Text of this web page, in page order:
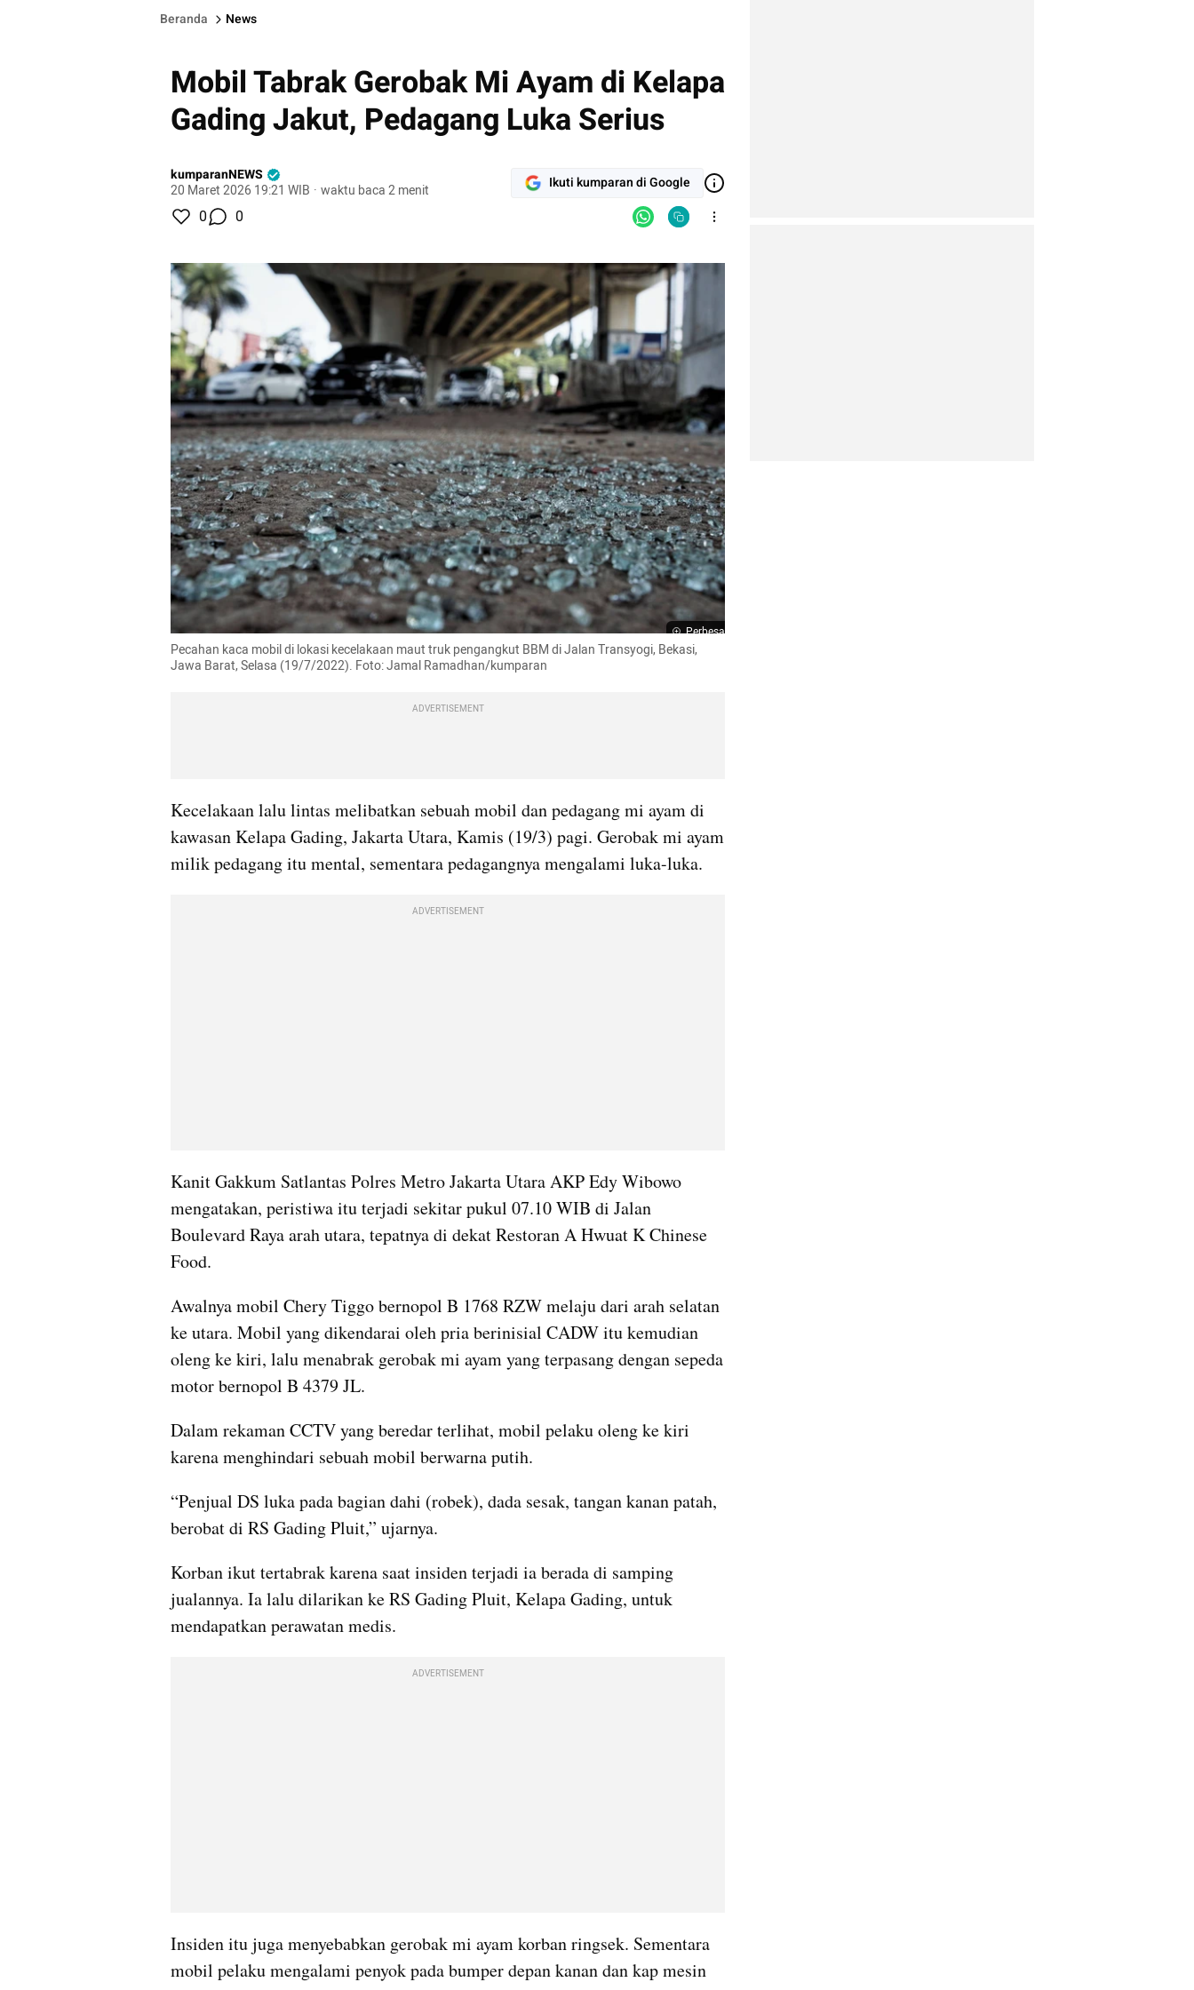
Beranda News
Mobil Tabrak Gerobak Mi Ayam di Kelapa
Gading Jakut, Pedagang Luka Serius
kumparanNEWS
20 Maret 2026 19:21 WIB · waktu baca 2 menit Ikuti kumparan di Google
0 0
Perbesar
Pecahan kaca mobil di lokasi kecelakaan maut truk pengangkut BBM di Jalan Transyogi, Bekasi,
Jawa Barat, Selasa (19/7/2022). Foto: Jamal Ramadhan/kumparan
ADVERTISEMENT
Kecelakaan lalu lintas melibatkan sebuah mobil dan pedagang mi ayam di
kawasan Kelapa Gading, Jakarta Utara, Kamis (19/3) pagi. Gerobak mi ayam
milik pedagang itu mental, sementara pedagangnya mengalami luka-luka.
ADVERTISEMENT
Kanit Gakkum Satlantas Polres Metro Jakarta Utara AKP Edy Wibowo
mengatakan, peristiwa itu terjadi sekitar pukul 07.10 WIB di Jalan
Boulevard Raya arah utara, tepatnya di dekat Restoran A Hwuat K Chinese
Food.
Awalnya mobil Chery Tiggo bernopol B 1768 RZW melaju dari arah selatan
ke utara. Mobil yang dikendarai oleh pria berinisial CADW itu kemudian
oleng ke kiri, lalu menabrak gerobak mi ayam yang terpasang dengan sepeda
motor bernopol B 4379 JL.
Dalam rekaman CCTV yang beredar terlihat, mobil pelaku oleng ke kiri
karena menghindari sebuah mobil berwarna putih.
“Penjual DS luka pada bagian dahi (robek), dada sesak, tangan kanan patah,
berobat di RS Gading Pluit,” ujarnya.
Korban ikut tertabrak karena saat insiden terjadi ia berada di samping
jualannya. Ia lalu dilarikan ke RS Gading Pluit, Kelapa Gading, untuk
mendapatkan perawatan medis.
ADVERTISEMENT
Insiden itu juga menyebabkan gerobak mi ayam korban ringsek. Sementara
mobil pelaku mengalami penyok pada bumper depan kanan dan kap mesin